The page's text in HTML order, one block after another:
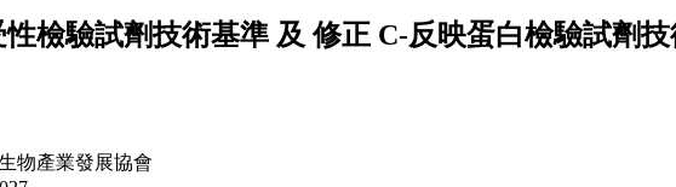
檢驗試劑技術基準 及 修正 C-反映蛋白檢驗試劑
物產業發展協會